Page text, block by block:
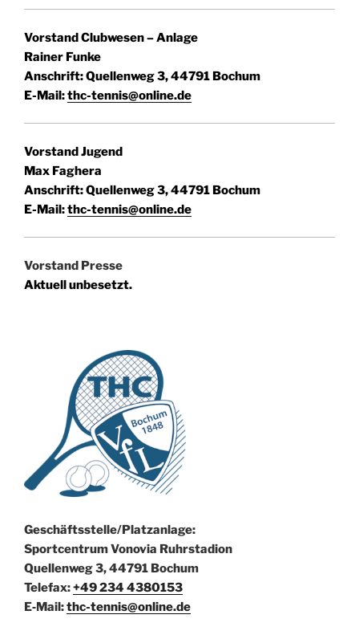
Vorstand Clubwesen – Anlage
Rainer Funke
Anschrift: Quellenweg 3, 44791 Bochum
E-Mail:thc-tennis@online.de
Vorstand Jugend
Max Faghera
Anschrift: Quellenweg 3, 44791 Bochum
E-Mail:thc-tennis@online.de
Vorstand Presse
Aktuell unbesetzt.
Geschäftsstelle/Platzanlage:
Sportcentrum Vonovia Ruhrstadion
Quellenweg 3, 44791 Bochum
Telefax:+49 234 4380153
E‑Mail:thc-tennis@online.de